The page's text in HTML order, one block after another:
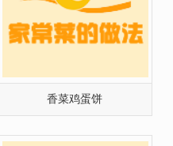
香菜鸡蛋饼